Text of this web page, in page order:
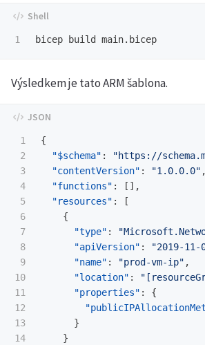
Výsledkem je tato ARM šablona.
1
2
3
4
5
6
7
8
9
10
11
12
13
14
{
"$schema" :
"https://
"contentVersion" : "1.0.0.0" ,
"functions" :
[],
"resources" :
[
{
"type" :
"apiVersion" : "2019-11-
"name" : "prod-vm-ip" ,
"location" :
"properties" :
{
}
}